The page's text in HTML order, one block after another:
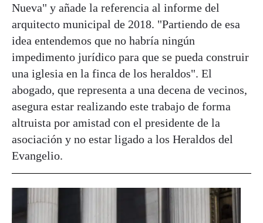
Nueva" y añade la referencia al informe del
arquitecto municipal de 2018. "Partiendo de esa
idea entendemos que no habría ningún
impedimento jurídico para que se pueda construir
una iglesia en la finca de los heraldos". El
abogado, que representa a una decena de vecinos,
asegura estar realizando este trabajo de forma
altruista por amistad con el presidente de la
asociación y no estar ligado a los Heraldos del
Evangelio.